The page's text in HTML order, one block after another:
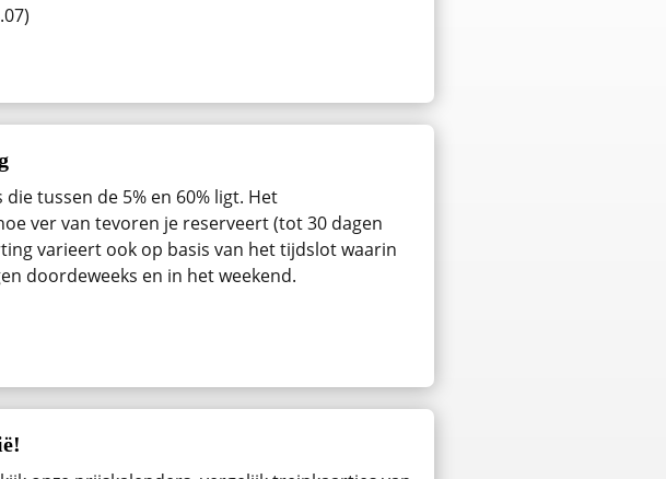
tussen de 5% en 60% ligt. Het
ver van tevoren je reserveert (tot 30 dagen
varieert ook op basis van het tijdslot waarin
doordeweeks en in het weekend.